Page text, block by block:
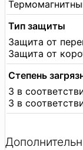
Тип защиты
Защита от
Защита от
Степень
3 в
3 в